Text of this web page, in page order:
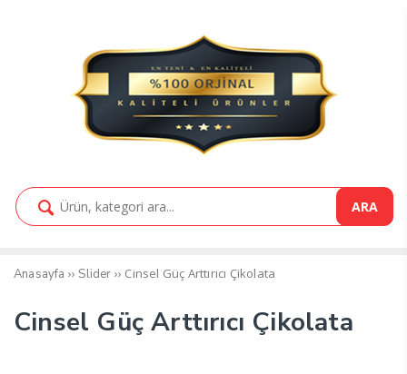
ARA
Anasayfa ›› Slider ›› Cinsel Güç Arttırıcı Çikolata
Cinsel Güç Arttırıcı Çikolata